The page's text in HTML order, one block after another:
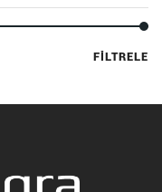
En
En
FILTRELE